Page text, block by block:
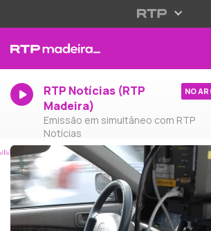
RTP Notícias (RTP
Madeira)
Emissão em simultâneo com RTP
Notícias
NO AR